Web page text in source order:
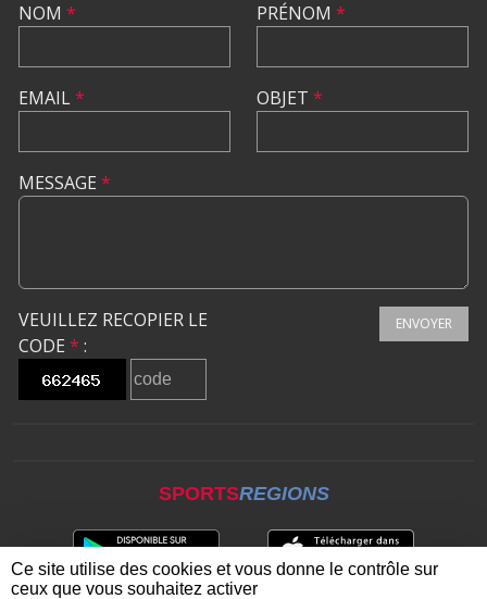
NOM *
EMAIL*
PRÉNOM *
OBJET *
MESSAGE *
VEUILLEZ RECOPIER LE
CODE * :
ENVOYER
SPORTSREGIONS
Ce site utilise des cookies et vous donne le contrôle sur
ceux que vous souhaitez activer